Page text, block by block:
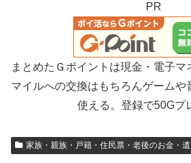
PR
まとめたＧポイントは現金・電子マ
マイルへの交換はもちろんゲームや
使える。登録で50Gプ
家族・親族・戸籍・住民票・老後のお金・